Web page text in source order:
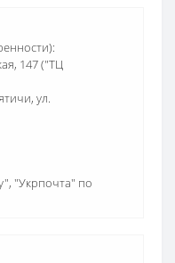
147 ("ТЦ
ул.
"Укрпочта" по